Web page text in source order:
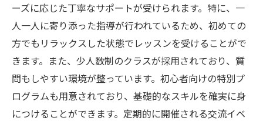
スイングの変化を実感する喜び
仲間と切磋琢磨する楽しさ
体験談から学ぶゴルフの魅力
最新シミュレーターで学ぶインドアゴルフスク
ールスズヨンゴルフクラブの魅力
リアルなコース体験が可能
ーズに応じた丁寧なサポートが受けられます。特に、一
人一人に寄り添った指導が行われているため、初めての
方でもリラックスした状態でレッスンを受けることがで
きます。また、少人数制のクラスが採用されており、質
問もしやすい環境が整っています。初心者向けの特別プ
ログラムも用意されており、基礎的なスキルを確実に身
につけることができます。定期的に開催される交流イベ